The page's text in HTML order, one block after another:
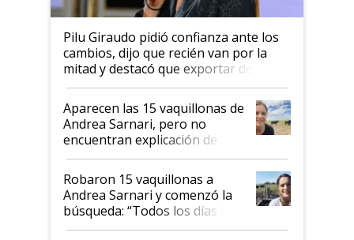
Pilu Giraudo pidió confianza ante los
cambios, dijo que recién van por la
mitad y destacó que exportar dejó de
ser "para unos pocos": "Tenemos un
mandato muy claro del gobierno
nacional"
Aparecen las 15 vaquillonas de
Andrea Sarnari, pero no
encuentran explicación de
cómo llegaron allí
Robaron 15 vaquillonas a
Andrea Sarnari y comenzó la
búsqueda: “Todos los días le
toca a algún productor”